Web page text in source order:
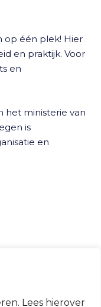
Lees hierover
op één plek! Hier
en praktijk. Voor
en
het ministerie van
is
en